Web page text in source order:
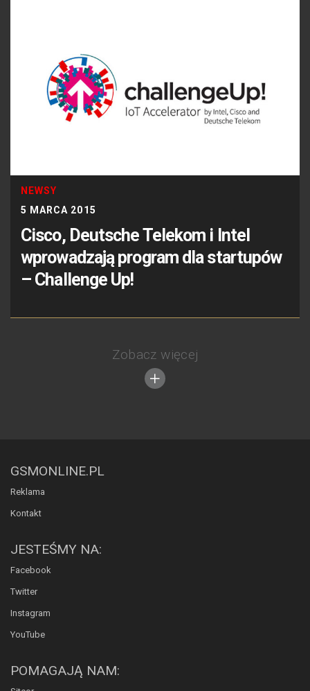
NEWSY
5 MARCA 2015
Cisco, Deutsche Telekom i Intel
wprowadzają program dla startupów
– Challenge Up!
Zobacz więcej
GSMONLINE.PL
Reklama
Kontakt
JESTEŚMY NA:
Facebook
Twitter
Instagram
YouTube
POMAGAJĄ NAM: